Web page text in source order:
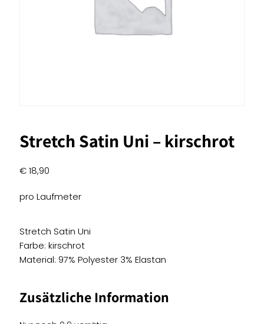
Stretch Satin Uni – kirschrot
€18,90
pro Laufmeter
Stretch Satin Uni
Farbe: kirschrot
Material: 97% Polyester 3% Elastan
Zusätzliche Information